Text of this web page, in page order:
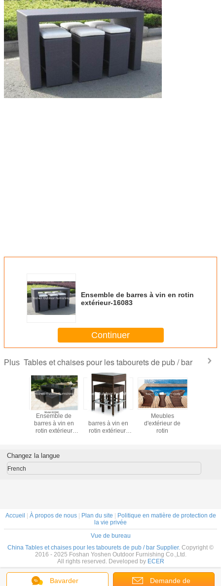
Ensemble de barres à vin en rotin
extérieur-16083
Continuer
Plus Tables et chaises pour les tabourets de pub / bar
Ensemble de
barres à vin en
rotin extérieur
Ensemble de
barres à vin en
rotin extérieur-
Meubles
d'extérieur de
rotin
Bavarder Demande de
Changez la langue
French
Accueil À propos de nous| Plan du site
Politique en matière de protection de
la vie privée
Vue de bureau
China Tables et chaises pour les tabourets de pub / bar Supplier. Copyright ©
2016 - 2025 Foshan Yoshen Outdoor Furnishing Co.,Ltd.
All rights reserved. Developed by ECER